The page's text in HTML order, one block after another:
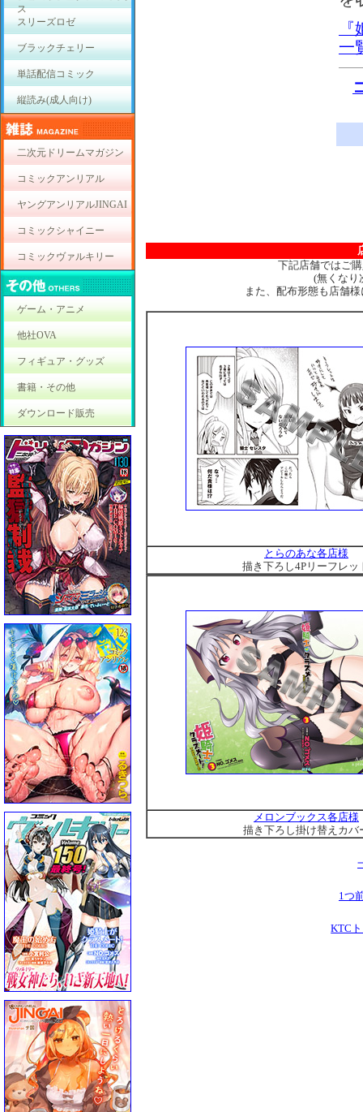
ス
スリーズロゼ
ブラックチェリー
単話配信コミック
縦読み(成人向け)
二次元ドリームマガジン
コミックアンリアル
ヤングアンリアルJINGAI
コミックシャイニー
コミックヴァルキリー
ゲーム・アニメ
他社OVA
フィギュア・グッズ
書籍・その他
ダウンロード販売
一
下記店舗ではご
(無くなり
また、配布形態も店舗
とらのあな各店様
描き下ろし4Pリーフレッ
メロンブックス各店様
描き下ろし掛け替えカバ
1つ
KTC